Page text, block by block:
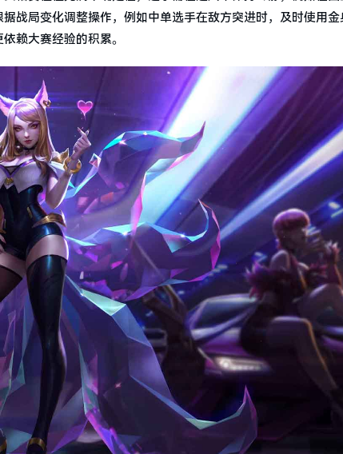
战局变化调整操作，例如中单选手在敌方突进时，及时使用金
赖大赛经验的积累。